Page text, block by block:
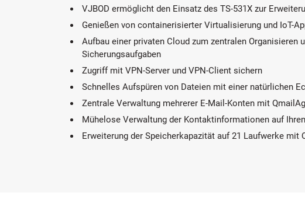
VJBOD ermöglicht den Einsatz des TS-531X zur
Genießen von containerisierter Virtualisierung und IoT-
Aufbau einer privaten Cloud zum zentralen Organisieren
Sicherungsaufgaben
Zugriff mit VPN-Server und VPN-Client sichern
Schnelles Aufspüren von Dateien mit einer natürlichen
Zentrale Verwaltung mehrerer E-Mail-Konten mit
Mühelose Verwaltung der Kontaktinformationen auf
Erweiterung der Speicherkapazität auf 21 Laufwerke mit